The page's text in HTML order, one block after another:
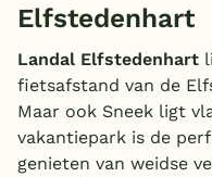
Elfstedenhart
Landal Elfstedenhart
fietsafstand van de
Maar ook Sneek ligt
vakantiepark is de
genieten van weidse